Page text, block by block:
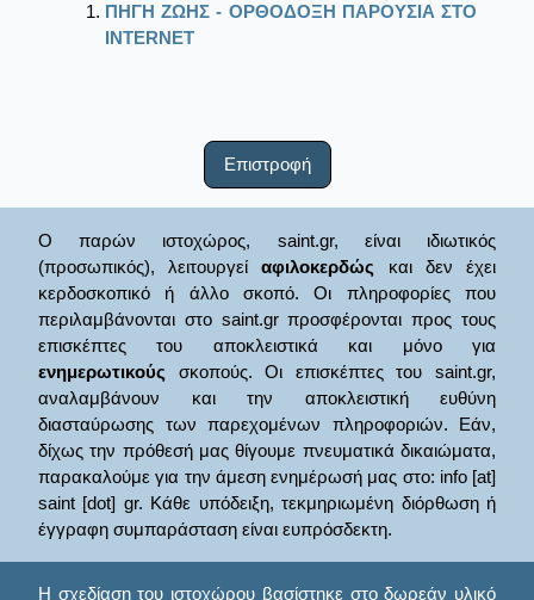
ΠΗΓΗ ΖΩΗΣ - ΟΡΘΟΔΟΞΗ ΠΑΡΟΥΣΙΑ ΣΤΟ
ΙΝΤΕRΝΕΤ
Επιστροφή
Ο παρών ιστοχώρος, saint.gr, είναι ιδιωτικός
(προσωπικός), λειτουργείαφιλοκερδώς και δεν έχει
κερδοσκοπικό ή άλλο σκοπό. Οι πληροφορίες που
περιλαμβάνονται στο saint.gr προσφέρονται προς τους
επισκέπτες του αποκλειστικά και μόνο για
ενημερωτικούς σκοπούς. Οι επισκέπτες του saint.gr,
αναλαμβάνουν και την αποκλειστική ευθύνη
διασταύρωσης των παρεχομένων πληροφοριών. Εάν,
δίχως την πρόθεσή μας θίγουμε πνευματικά δικαιώματα,
παρακαλούμε για την άμεση ενημέρωσή μας στο: info [at]
saint [dot] gr. Κάθε υπόδειξη, τεκμηριωμένη διόρθωση ή
έγγραφη συμπαράσταση είναι ευπρόσδεκτη.
Η σχεδίαση του ιστοχώρου βασίστηκε στο δωρεάν υλικό